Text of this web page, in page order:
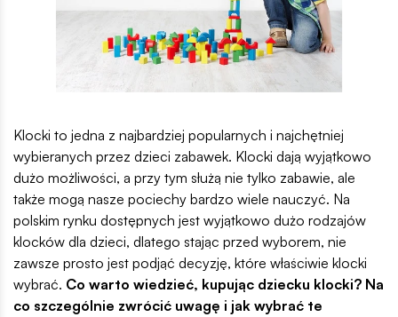
Klocki to jedna z najbardziej popularnych i najchętniej
wybieranych przez dzieci zabawek. Klocki dają wyjątkowo
dużo możliwości, a przy tym służą nie tylko zabawie, ale
także mogą nasze pociechy bardzo wiele nauczyć. Na
polskim rynku dostępnych jest wyjątkowo dużo rodzajów
klocków dla dzieci, dlatego stając przed wyborem, nie
zawsze prosto jest podjąć decyzję, które właściwie klocki
wybrać. Co warto wiedzieć, kupując dziecku klocki? Na
co szczególnie zwrócić uwagę i jak wybrać te